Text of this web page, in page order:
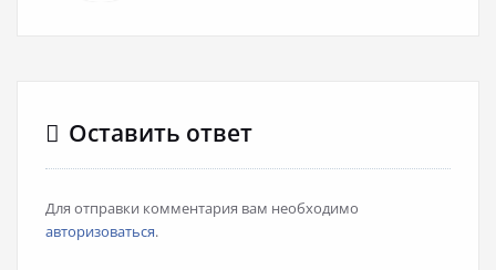
Оставить ответ
Для отправки комментария вам необходимо
авторизоваться.